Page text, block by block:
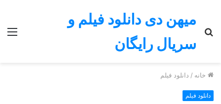
میهن دی دانلود فیلم و
سریال رایگان
جستجو
برای
خانه / دانلود فیلم
دانلود فیلم